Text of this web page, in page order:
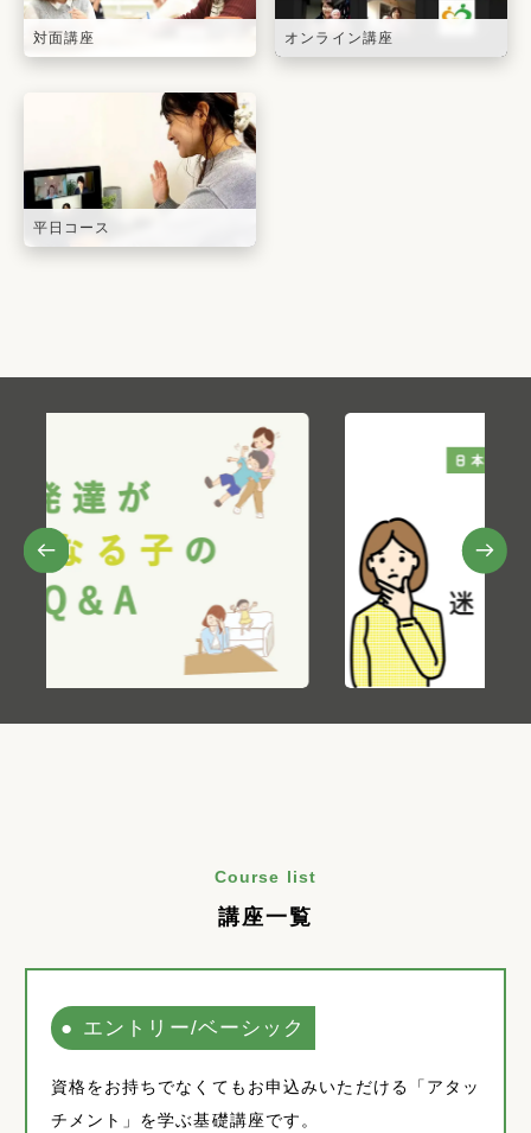
対面講座 オンライン講座
平日コース
Course list
講座一覧
エントリー/ベーシック
資格をお持ちでなくてもお申込みいただける「アタッ
チメント」を学ぶ基礎講座です。